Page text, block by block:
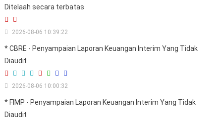
Ditelaah secara terbatas
2026-08-06 10:39:22
* CBRE - Penyampaian Laporan Keuangan Interim Yang Tidak
Diaudit
2026-08-06 10:00:32
* FIMP - Penyampaian Laporan Keuangan Interim Yang Tidak
Diaudit